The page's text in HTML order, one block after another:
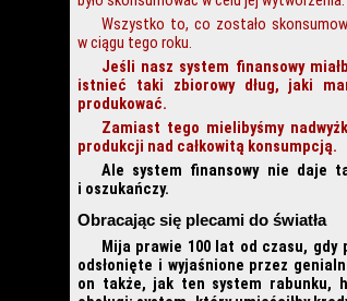
Wszystko to, co zostało
w ciągu tego roku.
Jeśli nasz system finansowy
istnieć taki zbiorowy dług, jaki
produkować.
Zamiast tego mielibyśmy
produkcji nad całkowitą konsumpcją.
Ale system finansowy nie daje
i oszukańczy.
Obracając się plecami do światła
Mija prawie 100 lat od czasu, gdy
odsłonięte i wyjaśnione przez
on także, jak ten system rabunku,